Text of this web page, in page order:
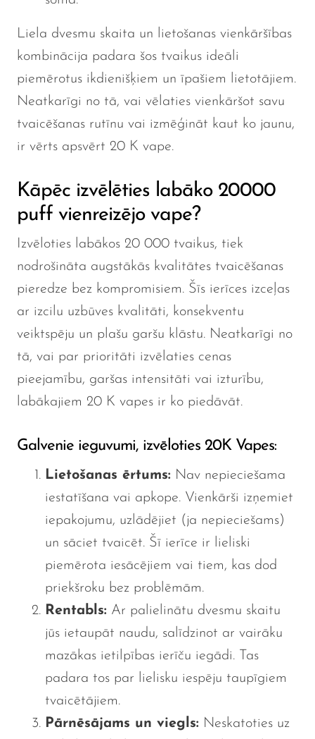
Liela dvesmu skaita un lietošanas vienkāršības
kombinācija padara šos tvaikus ideāli
piemērotus ikdienišķiem un īpašiem lietotājiem.
Neatkarīgi no tā, vai vēlaties vienkāršot savu
tvaicēšanas rutīnu vai izmēģināt kaut ko jaunu,
ir vērts apsvērt 20 K vape.
Kāpēc izvēlēties labāko 20000
puff vienreizējo vape?
Izvēloties labākos 20 000 tvaikus, tiek
nodrošināta augstākās kvalitātes tvaicēšanas
pieredze bez kompromisiem. Šīs ierīces izceļas
ar izcilu uzbūves kvalitāti, konsekventu
veiktspēju un plašu garšu klāstu. Neatkarīgi no
tā, vai par prioritāti izvēlaties cenas
pieejamību, garšas intensitāti vai izturību,
labākajiem 20 K vapes ir ko piedāvāt.
Galvenie ieguvumi, izvēloties 20K Vapes:
Lietošanas ērtums: Nav nepieciešama
iestatīšana vai apkope. Vienkārši izņemiet
iepakojumu, uzlādējiet (ja nepieciešams)
un sāciet tvaicēt. Šī ierīce ir lieliski
piemērota iesācējiem vai tiem, kas dod
priekšroku bez problēmām.
Rentabls: Ar palielinātu dvesmu skaitu
jūs ietaupāt naudu, salīdzinot ar vairāku
mazākas ietilpības ierīču iegādi. Tas
padara tos par lielisku iespēju taupīgiem
tvaicētājiem.
Pārnēsājams un viegls: Neskatoties uz